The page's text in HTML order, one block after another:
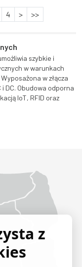
4 > >>
szybkie i
w warunkach
w złącza
DC. Obudowa odporna
IoT, RFID oraz
z